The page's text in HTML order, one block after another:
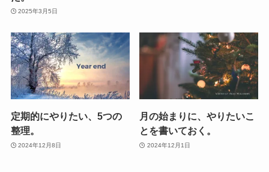
2025年3月5日
定期的にやりたい、5つの
整理。
2024年12月8日
月の始まりに、やりたいこ
とを書いておく。
2024年12月1日